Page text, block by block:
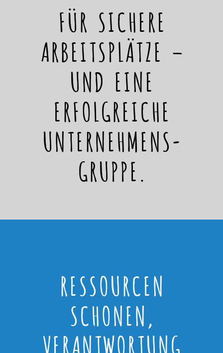
FÜR SICHERE
ARBEITSPLÄTZE –
UND EINE
ERFOLGREICHE
UNTERNEHMENS-
GRUPPE.
RESSOURCEN
SCHONEN,
VERANTWORTUNG